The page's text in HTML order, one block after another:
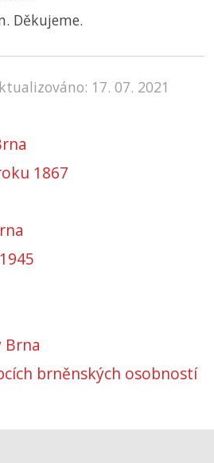
Děkujeme.
17. 07. 2021
1867
brněnských osobností